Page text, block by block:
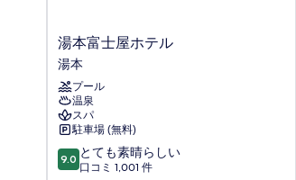
湯
本
富
士
屋
ホ
テ
ル
湯
湯本富士屋ホテル
湯本
プール
温泉
スパ
駐車場 (無料)
10
段
9.0 とても素晴らしい
口コミ 1,001 件